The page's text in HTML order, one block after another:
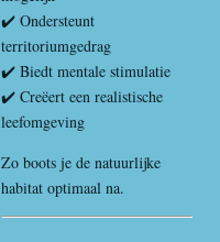
✔️ Ondersteunt
territoriumgedrag
✔️ Biedt mentale stimulatie
✔️ Creëert een realistische
leefomgeving
Zo boots je de natuurlijke
habitat optimaal na.